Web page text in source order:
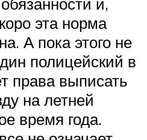
эта норма
А пока этого не
полицейский в
права выписать
на летней
время года.